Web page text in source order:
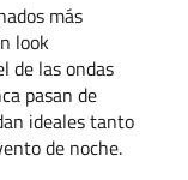
más
look
de las ondas
pasan de
ideales tanto
de noche.